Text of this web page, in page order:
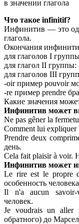
в значении глагола
Что такое infinitif?
Инфинитив — это
глагола.
Окончания
для глаголов I
для глагол II
для глаголов III
-oir пример pouvoir
-rе пример prendre
Какие значения
Инфинитив может
Ne pas gêner la
Comment lui expliquer
Prendre deux
день.
Cela fait plaisir à voir.
Инфинитив может
Le rire est le propre
особенность
Il n'a aucun savoir-
человек.
Je voudrais un aller
обратного) до